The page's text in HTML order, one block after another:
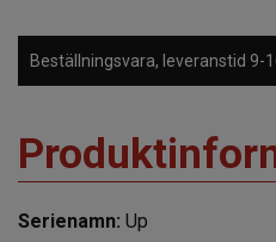
Beställningsvara, leveranstid 9-
Serienamn: Up